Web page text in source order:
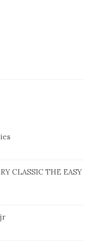
CLASSIC THE EASY